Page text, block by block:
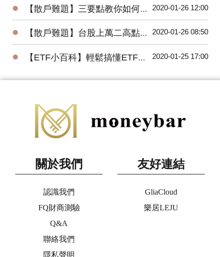
● 【散戶難題】三要點教你如何將波浪理論應用在台股上？ 2020-01-26 12:00
● 【散戶難題】台股上萬二高點，為何外資還敢大買百億？ 2020-01-26 08:50
● 【ETF小百科】輕鬆搞懂ETF追蹤指數的三種方式 2020-01-25 17:00
關於我們
認識我們
FQ財商測驗
Q&A
聯絡我們
隱私聲明
友好連結
GliaCloud
樂居LEJU